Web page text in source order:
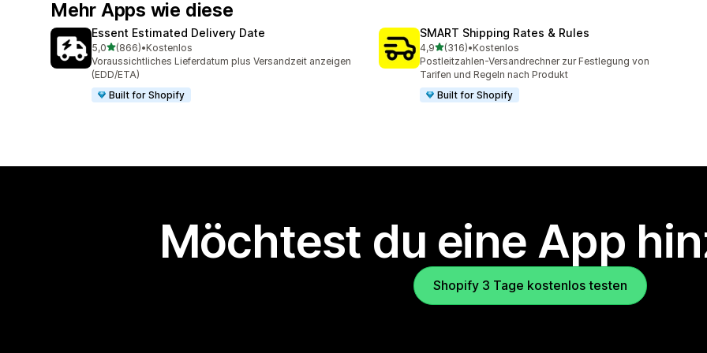
Mehr Apps wie diese
Essent Estimated Delivery Date
5,0von 5 Sternen
(866)
866 Rezensionen insgesamt
•Kostenlos
Voraussichtliches Lieferdatum plus Versandzeit anzeigen
(EDD/ETA)
Built for Shopify
SMART Shipping Rates & Rules
4,9von 5 Sternen
(316)
316 Rezensionen insgesamt
•Kostenlos
Postleitzahlen-Versandrechner zur Festlegung von
Tarifen und Regeln nach Produkt
Built for Shopify
Möchtest du eine App
Shopify 3 Tage kostenlos testen